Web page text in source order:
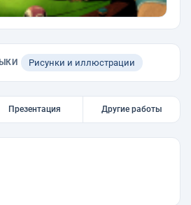
Рисунки и иллюстрации
Презентация Другие работы